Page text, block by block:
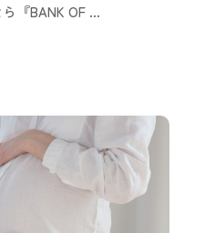
『BANK OF …